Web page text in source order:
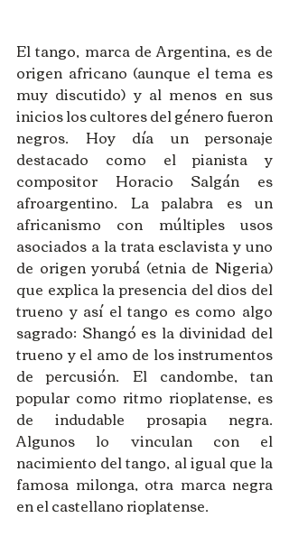
El tango, marca de Argentina, es de
origen africano (aunque el tema es
muy discutido) y al menos en sus
inicios los cultores del género fueron
negros. Hoy día un personaje
destacado como el pianista y
compositor Horacio Salgán es
afroargentino. La palabra es un
africanismo con múltiples usos
asociados a la trata esclavista y uno
de origen yorubá (etnia de Nigeria)
que explica la presencia del dios del
trueno y así el tango es como algo
sagrado: Shangó es la divinidad del
trueno y el amo de los instrumentos
de percusión. El candombe, tan
popular como ritmo rioplatense, es
de indudable prosapia negra.
Algunos lo vinculan con el
nacimiento del tango, al igual que la
famosa milonga, otra marca negra
en el castellano rioplatense.